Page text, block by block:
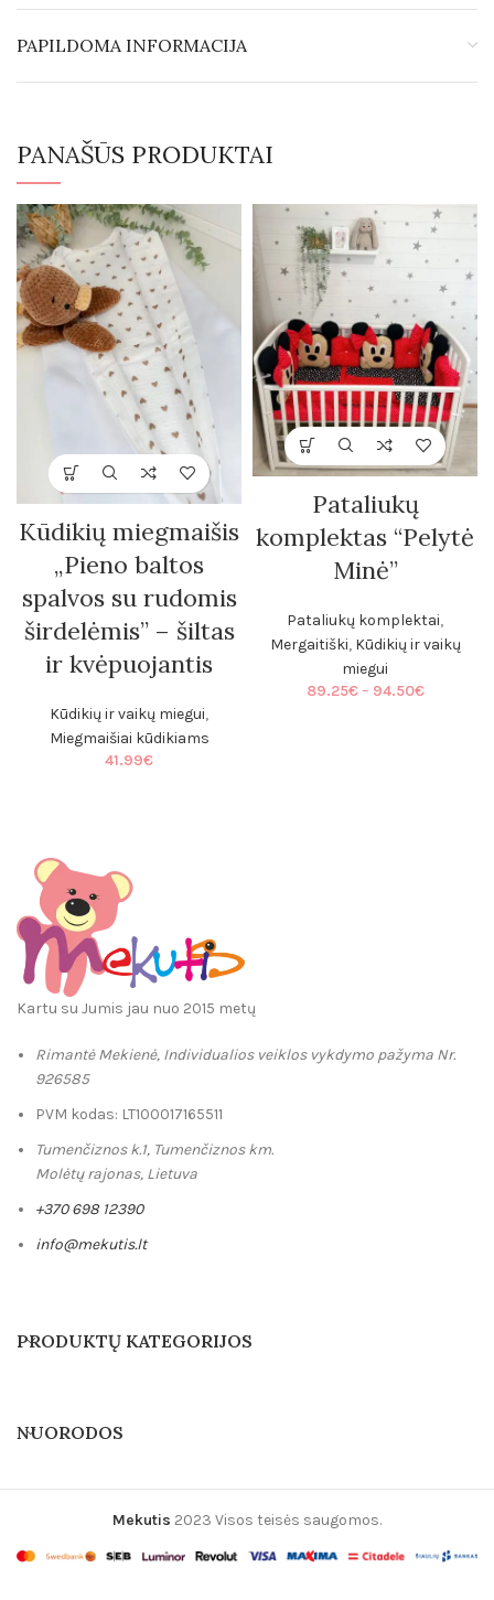
PAPILDOMA INFORMACIJA
PANAŠŪS PRODUKTAI
Kūdikių miegmaišis
„Pieno baltos
spalvos su rudomis
širdelėmis” – šiltas
ir kvėpuojantis
Kūdikių ir vaikų miegui,
Miegmaišiai kūdikiams
41.99€
Pataliukų
komplektas “Pelytė
Minė”
Pataliukų komplektai,
Mergaitiški, Kūdikių ir vaikų
miegui
89.25€ – 94.50€Price
Kartu su Jumis jau nuo 2015 metų
Rimantė Mekienė, Individualios veiklos vykdymo pažyma Nr.
926585
PVM kodas: LT100017165511
Tumenčiznos k.1, Tumenčiznos km.
Molėtų rajonas, Lietuva
+370 698 12390
info@mekutis.lt
PRODUKTŲ KATEGORIJOS
NUORODOS
Mekutis 2023 Visos teisės saugomos.